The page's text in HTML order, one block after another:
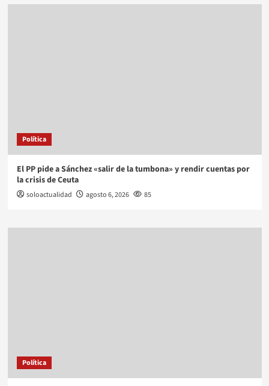
Política
El PP pide a Sánchez «salir de la tumbona» y rendir cuentas por
la crisis de Ceuta
soloactualidad agosto 6, 2026 85
Política